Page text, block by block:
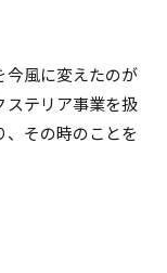
今風に変えたのが
ステリア事業を扱
その時のことを